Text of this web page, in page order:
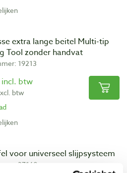
extra lange beitel Multi-tip
Tool zonder handvat
19213
btw
btw
voor universeel slijpsysteem
27160